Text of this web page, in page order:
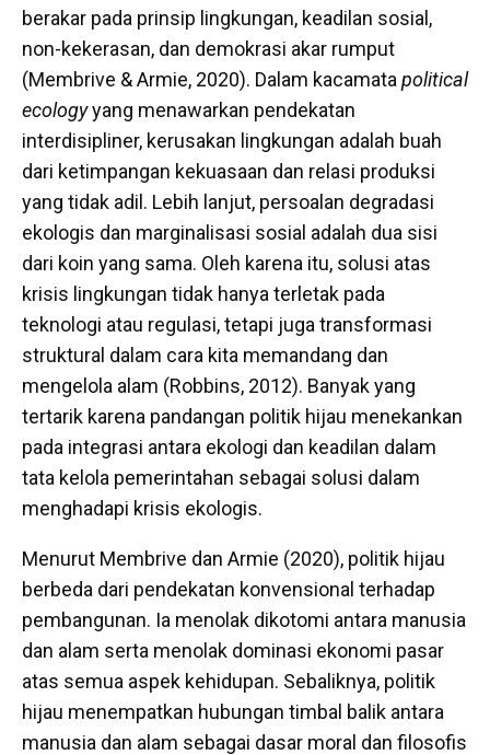
berakar pada prinsip lingkungan, keadilan sosial,
non-kekerasan, dan demokrasi akar rumput
(Membrive & Armie, 2020). Dalam kacamata political
ecologyyang menawarkan pendekatan
interdisipliner, kerusakan lingkungan adalah buah
dari ketimpangan kekuasaan dan relasi produksi
yang tidak adil. Lebih lanjut, persoalan degradasi
ekologis dan marginalisasi sosial adalah dua sisi
dari koin yang sama. Oleh karena itu, solusi atas
krisis lingkungan tidak hanya terletak pada
teknologi atau regulasi, tetapi juga transformasi
struktural dalam cara kita memandang dan
mengelola alam (Robbins, 2012). Banyak yang
tertarik karena pandangan politik hijau menekankan
pada integrasi antara ekologi dan keadilan dalam
tata kelola pemerintahan sebagai solusi dalam
menghadapi krisis ekologis.
Menurut Membrive dan Armie (2020), politik hijau
berbeda dari pendekatan konvensional terhadap
pembangunan. Ia menolak dikotomi antara manusia
dan alam serta menolak dominasi ekonomi pasar
atas semua aspek kehidupan. Sebaliknya, politik
hijau menempatkan hubungan timbal balik antara
manusia dan alam sebagai dasar moral dan filosofis